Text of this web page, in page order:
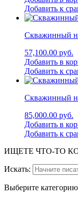
Добавить к
Скважинный
57,100.00 руб.
Добавить в
Добавить к
Скважинный
85,000.00 руб.
Добавить в
Добавить к
ИЩЕТЕ ЧТО-ТО
Искать:
Выберите категорию